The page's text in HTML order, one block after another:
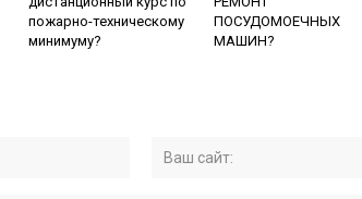
пожарно-техническому
минимуму?
ПОСУДОМОЕЧНЫХ
МАШИН?